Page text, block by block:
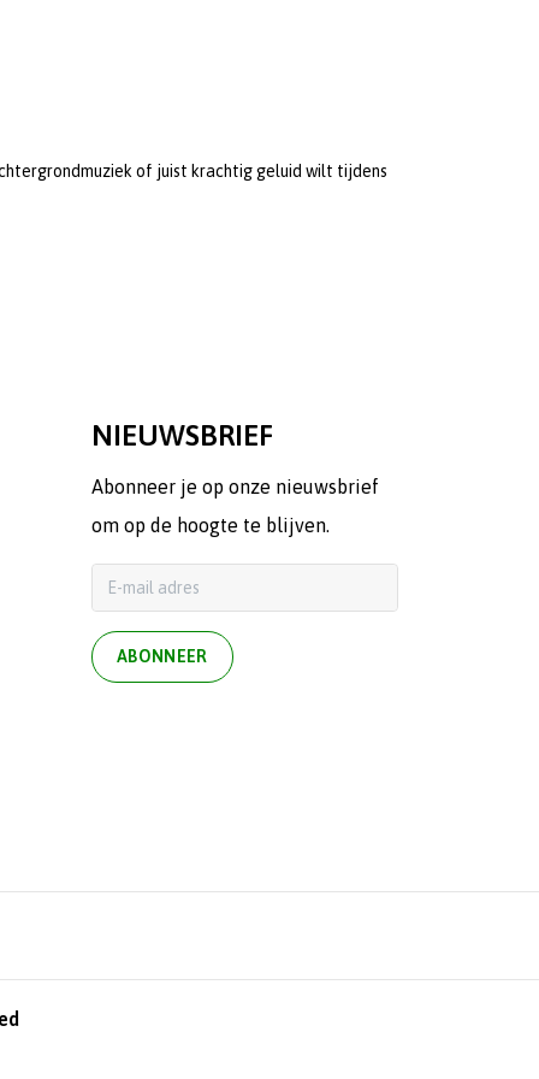
of juist krachtig geluid wilt tijdens
NIEUWSBRIEF
Abonneer je op onze nieuwsbrief
om op de hoogte te blijven.
ABONNEER